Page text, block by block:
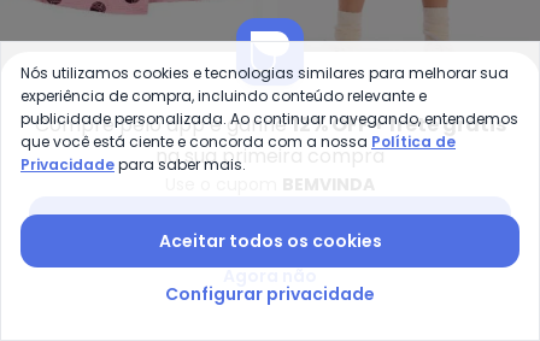
Lilica Ripilica - Short-Saia
Short-Saia Malha Infantil
(Rosa)
LILICA RIPILICA
R$ 59,99R$ 169,00
Short Infantil Feminino
Sarja Elastano (Rosa)
QUIMBY
-72% -50%
Compre pelo app e ganhe12% OFF + frete grátis
na sua primeira compra
Nós utilizamos cookies e tecnologias similares para melhorar sua
experiência de compra, incluindo conteúdo relevante e
publicidade personalizada. Ao continuar navegando, entendemos
que você está ciente e concorda com a nossa Política de
Privacidadepara saber mais.
Aceitar todos os cookies
Configurar privacidade